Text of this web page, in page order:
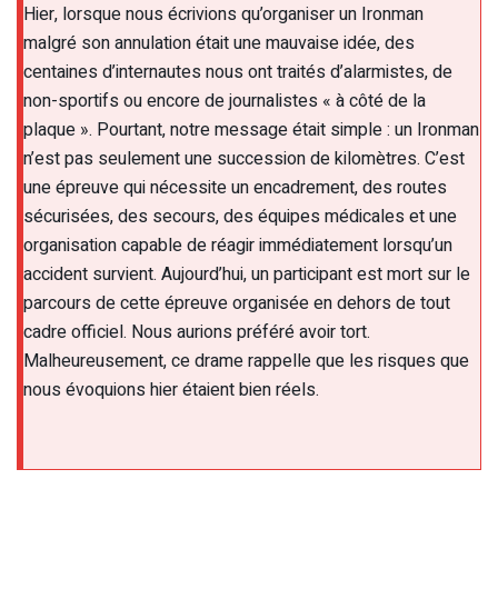
Hier, lorsque nous écrivions qu’organiser un Ironman
malgré son annulation était une mauvaise idée, des
centaines d’internautes nous ont traités d’alarmistes, de
non-sportifs ou encore de journalistes « à côté de la
plaque ». Pourtant, notre message était simple : un Ironman
n’est pas seulement une succession de kilomètres. C’est
une épreuve qui nécessite un encadrement, des routes
sécurisées, des secours, des équipes médicales et une
organisation capable de réagir immédiatement lorsqu’un
accident survient. Aujourd’hui, un participant est mort sur le
parcours de cette épreuve organisée en dehors de tout
cadre officiel. Nous aurions préféré avoir tort.
Malheureusement, ce drame rappelle que les risques que
nous évoquions hier étaient bien réels.